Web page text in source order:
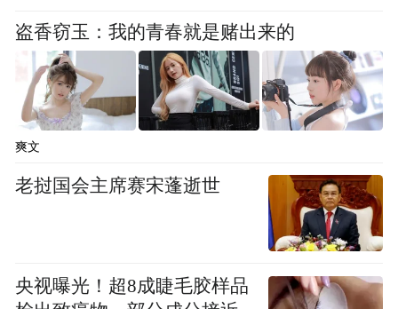
盗香窃玉：我的青春就是赌出来的
爽文
老挝国会主席赛宋蓬逝世
央视曝光！超8成睫毛胶样品